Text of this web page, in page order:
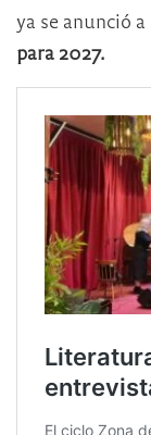
ya se anunció a
para 2027.